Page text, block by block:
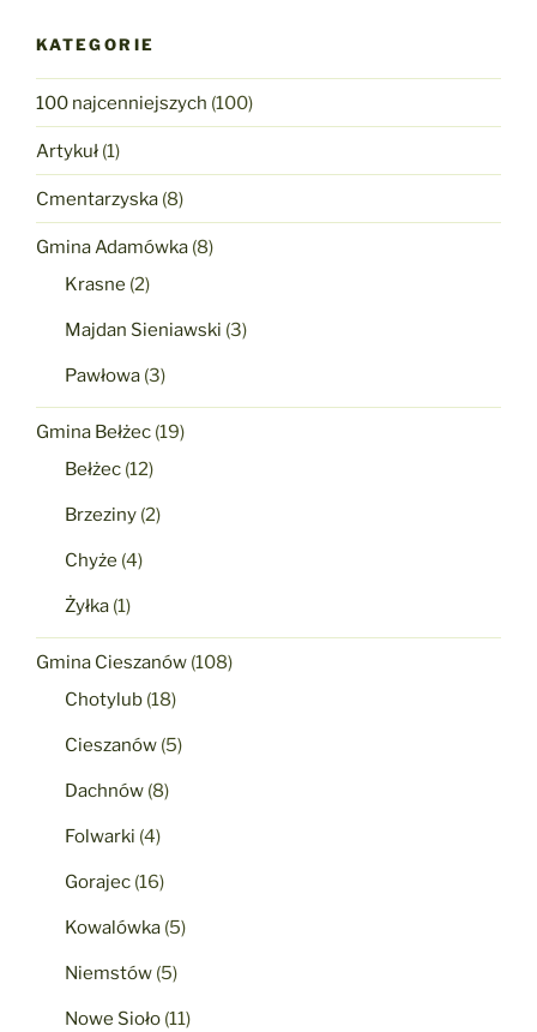
KATEGORIE
100 najcenniejszych (100)
Artykuł (1)
Cmentarzyska (8)
Gmina Adamówka (8)
Krasne (2)
Majdan Sieniawski (3)
Pawłowa (3)
Gmina Bełżec (19)
Bełżec (12)
Brzeziny (2)
Chyże (4)
Żyłka (1)
Gmina Cieszanów (108)
Chotylub (18)
Cieszanów (5)
Dachnów (8)
Folwarki (4)
Gorajec (16)
Kowalówka (5)
Niemstów (5)
Nowe Sioło (11)